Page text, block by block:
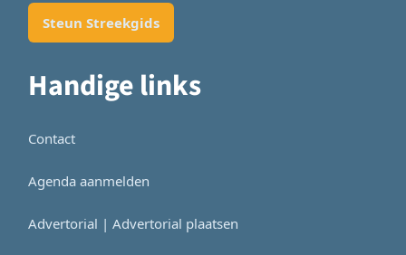
Steun Streekgids
Handige links
Contact
Agenda aanmelden
Advertorial | Advertorial plaatsen